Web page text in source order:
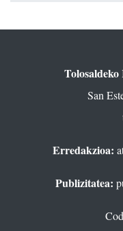
San
Erredakzioa:
Publizitatea: